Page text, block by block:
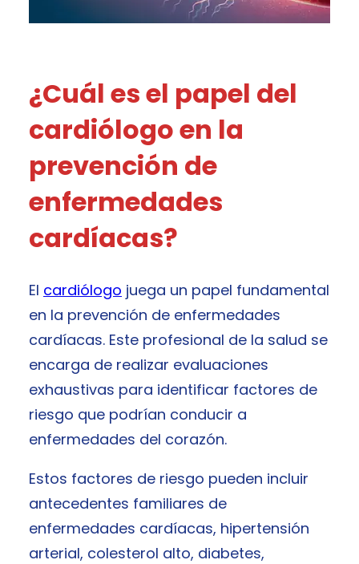
¿Cuál es el papel del
cardiólogo en la
prevención de
enfermedades
cardíacas?
El cardiólogo juega un papel fundamental
en la prevención de enfermedades
cardíacas. Este profesional de la salud se
encarga de realizar evaluaciones
exhaustivas para identificar factores de
riesgo que podrían conducir a
enfermedades del corazón.
Estos factores de riesgo pueden incluir
antecedentes familiares de
enfermedades cardíacas, hipertensión
arterial, colesterol alto, diabetes,